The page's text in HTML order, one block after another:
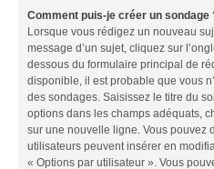
Comment puis-je créer un sondage
Lorsque vous rédigez un nouveau
message d’un sujet, cliquez sur
dessous du formulaire principal de
disponible, il est probable que vous
des sondages. Saisissez le titre du
options dans les champs adéquats,
sur une nouvelle ligne. Vous pouvez
utilisateurs peuvent insérer en
« Options par utilisateur ». Vous